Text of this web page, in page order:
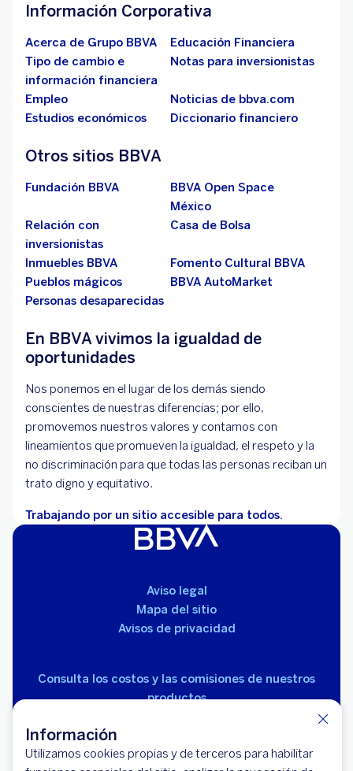
Información
Utilizamos cookies propias y de terceros para habilitar
Información Corporativa
Acerca de Grupo BBVA
Educación Financiera
Tipo de cambio e
información financiera
Notas para inversionistas
Empleo
Noticias de bbva.com
Estudios económicos
Diccionario financiero
Otros sitios BBVA
Fundación BBVA
BBVA Open Space
México
Relación con
inversionistas
Casa de Bolsa
Inmuebles BBVA
Fomento Cultural BBVA
Pueblos mágicos
BBVA AutoMarket
Personas desaparecidas
En BBVA vivimos la igualdad de
oportunidades
Nos ponemos en el lugar de los demás siendo
conscientes de nuestras diferencias; por ello,
promovemos nuestros valores y contamos con
lineamientos que promueven la igualdad, el respeto y la
no discriminación para que todas las personas reciban un
trato digno y equitativo.
Trabajando por un sitio accesible para todos.
Aviso legal
Mapa del sitio
Avisos de privacidad
Consulta los costos y las comisiones de nuestros
productos